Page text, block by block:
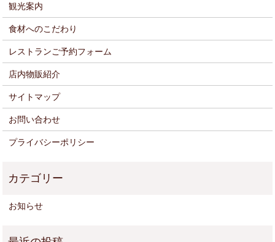
観光案内
食材へのこだわり
レストランご予約フォーム
店内物販紹介
サイトマップ
お問い合わせ
プライバシーポリシー
お知らせ